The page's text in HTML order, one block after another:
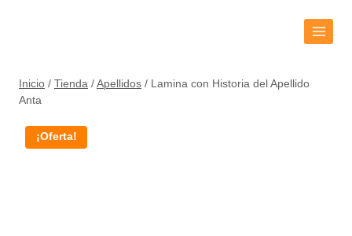
Inicio / Tienda / Apellidos / Lamina con Historia del Apellido
Anta
¡Oferta!